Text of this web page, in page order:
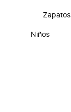
Zapatos
Niños